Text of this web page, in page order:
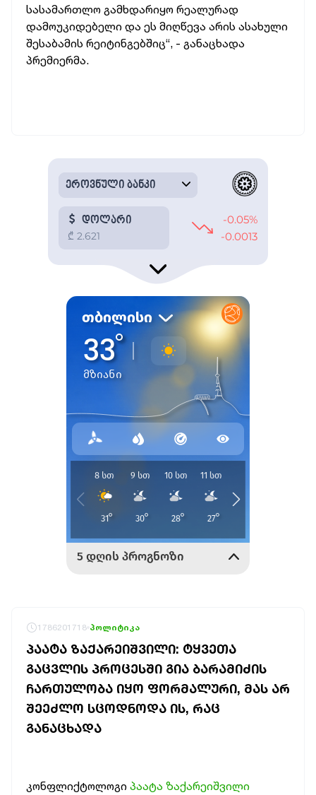
სასამართლო გამხდარიყო რეალურად
დამოუკიდებელი და ეს მიღწევა არის ასახული
შესაბამის რეიტინგებშიც“, - განაცხადა
პრემიერმა.
1786201718 პოლიტიკა
ᲞᲐᲐᲢᲐ ᲖᲐᲥᲐᲠᲔᲘᲨᲕᲘᲚᲘ: ᲢᲧᲕᲔᲗᲐ
ᲒᲐᲪᲕᲚᲘᲡ ᲞᲠᲝᲪᲔᲡᲨᲘ ᲒᲘᲐ ᲑᲐᲠᲐᲛᲘᲫᲘᲡ
ᲩᲐᲠᲗᲣᲚᲝᲑᲐ ᲘᲧᲝ ᲤᲝᲠᲛᲐᲚᲣᲠᲘ, ᲛᲐᲡ ᲐᲠ
ᲨᲔᲔᲫᲚᲝ ᲡᲪᲝᲓᲜᲝᲓᲐ ᲘᲡ, ᲠᲐᲪ
ᲒᲐᲜᲐᲪᲮᲐᲓᲐ
კონფლიქტოლოგი პაატა ზაქარეიშვილი